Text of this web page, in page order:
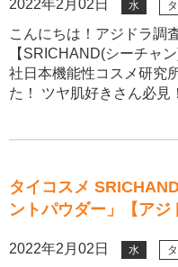
2022年2月02日 水
こんにちは！アジドラ調
【SRICHAND(シーチャ
社日本機能性コスメ研究
た！ ツヤ肌好きさん必見
タイコスメ
ントパウダー」【アジ
2022年2月02日 水